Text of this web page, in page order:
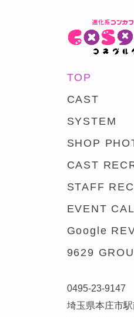
TOP
CAST
SYSTEM
SHOP
CAST
STAFF
EVENT
Google
9629
0495-23-9147
埼玉県本庄市